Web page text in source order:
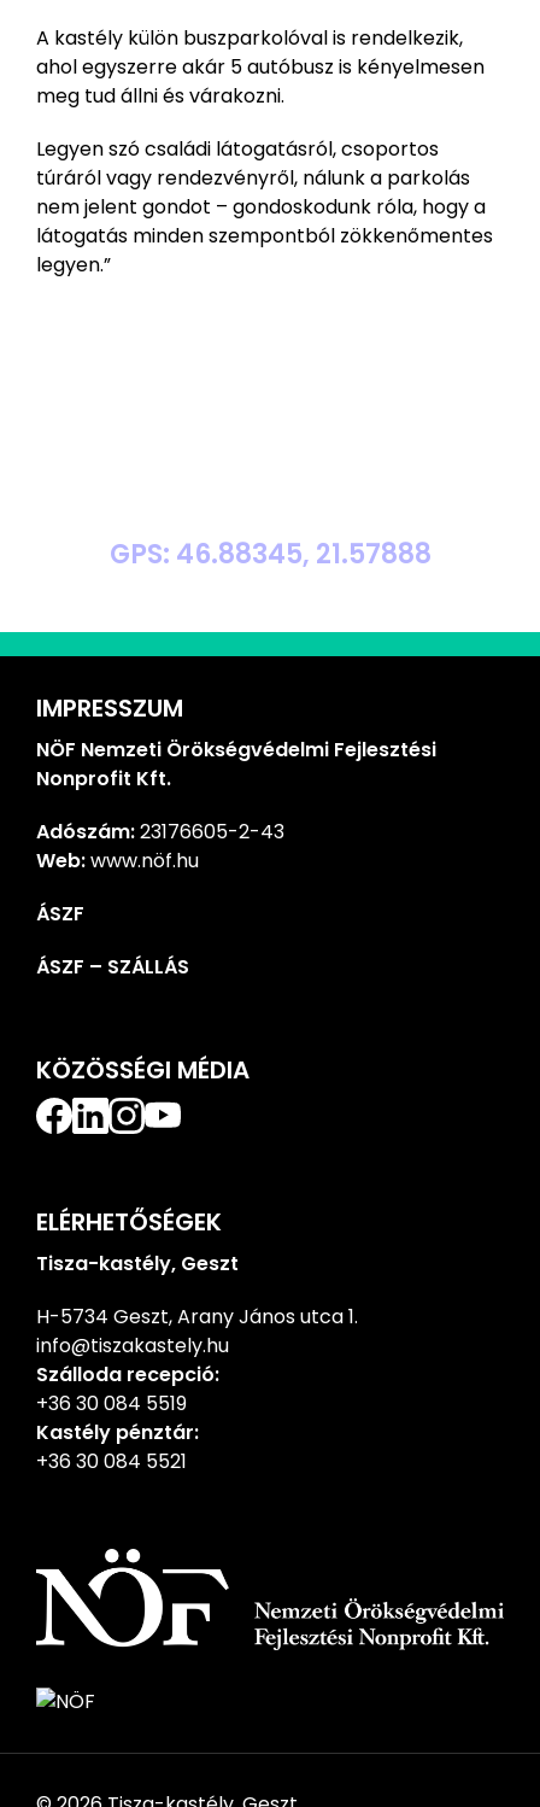
A kastély külön buszparkolóval is rendelkezik,
ahol egyszerre akár 5 autóbusz is kényelmesen
meg tud állni és várakozni.
Legyen szó családi látogatásról, csoportos
túráról vagy rendezvényről, nálunk a parkolás
nem jelent gondot – gondoskodunk róla, hogy a
látogatás minden szempontból zökkenőmentes
legyen.”
GPS: 46.88345, 21.57888
IMPRESSZUM
NÖF Nemzeti Örökségvédelmi Fejlesztési
Nonprofit Kft.
Adószám:23176605-2-43
Web:www.nöf.hu
ÁSZF
ÁSZF – SZÁLLÁS
KÖZÖSSÉGI MÉDIA
ELÉRHETŐSÉGEK
Tisza-kastély, Geszt
H-5734 Geszt, Arany János utca 1.
info@tiszakastely.hu
Szálloda recepció:
+36 30 084 5519
Kastély pénztár:
+36 30 084 5521